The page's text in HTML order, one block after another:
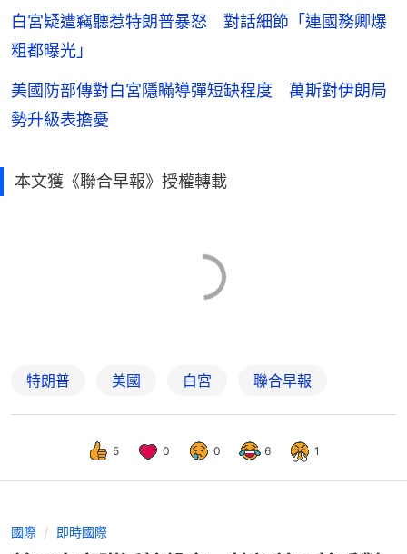
白宮疑遭竊聽惹特朗普暴怒 對話細節「連國務卿爆
粗都曝光」
美國防部傳對白宮隱瞞導彈短缺程度 萬斯對伊朗局
勢升級表擔憂
本文獲《聯合早報》授權轉載
特朗普 美國 白宮 聯合早報
5 0 0 6 1
國際 即時國際